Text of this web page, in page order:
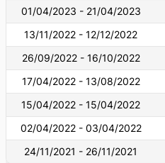
01/04/2023 - 21/04/2023
13/11/2022 - 12/12/2022
26/09/2022 - 16/10/2022
17/04/2022 - 13/08/2022
15/04/2022 - 15/04/2022
02/04/2022 - 03/04/2022
24/11/2021 - 26/11/2021